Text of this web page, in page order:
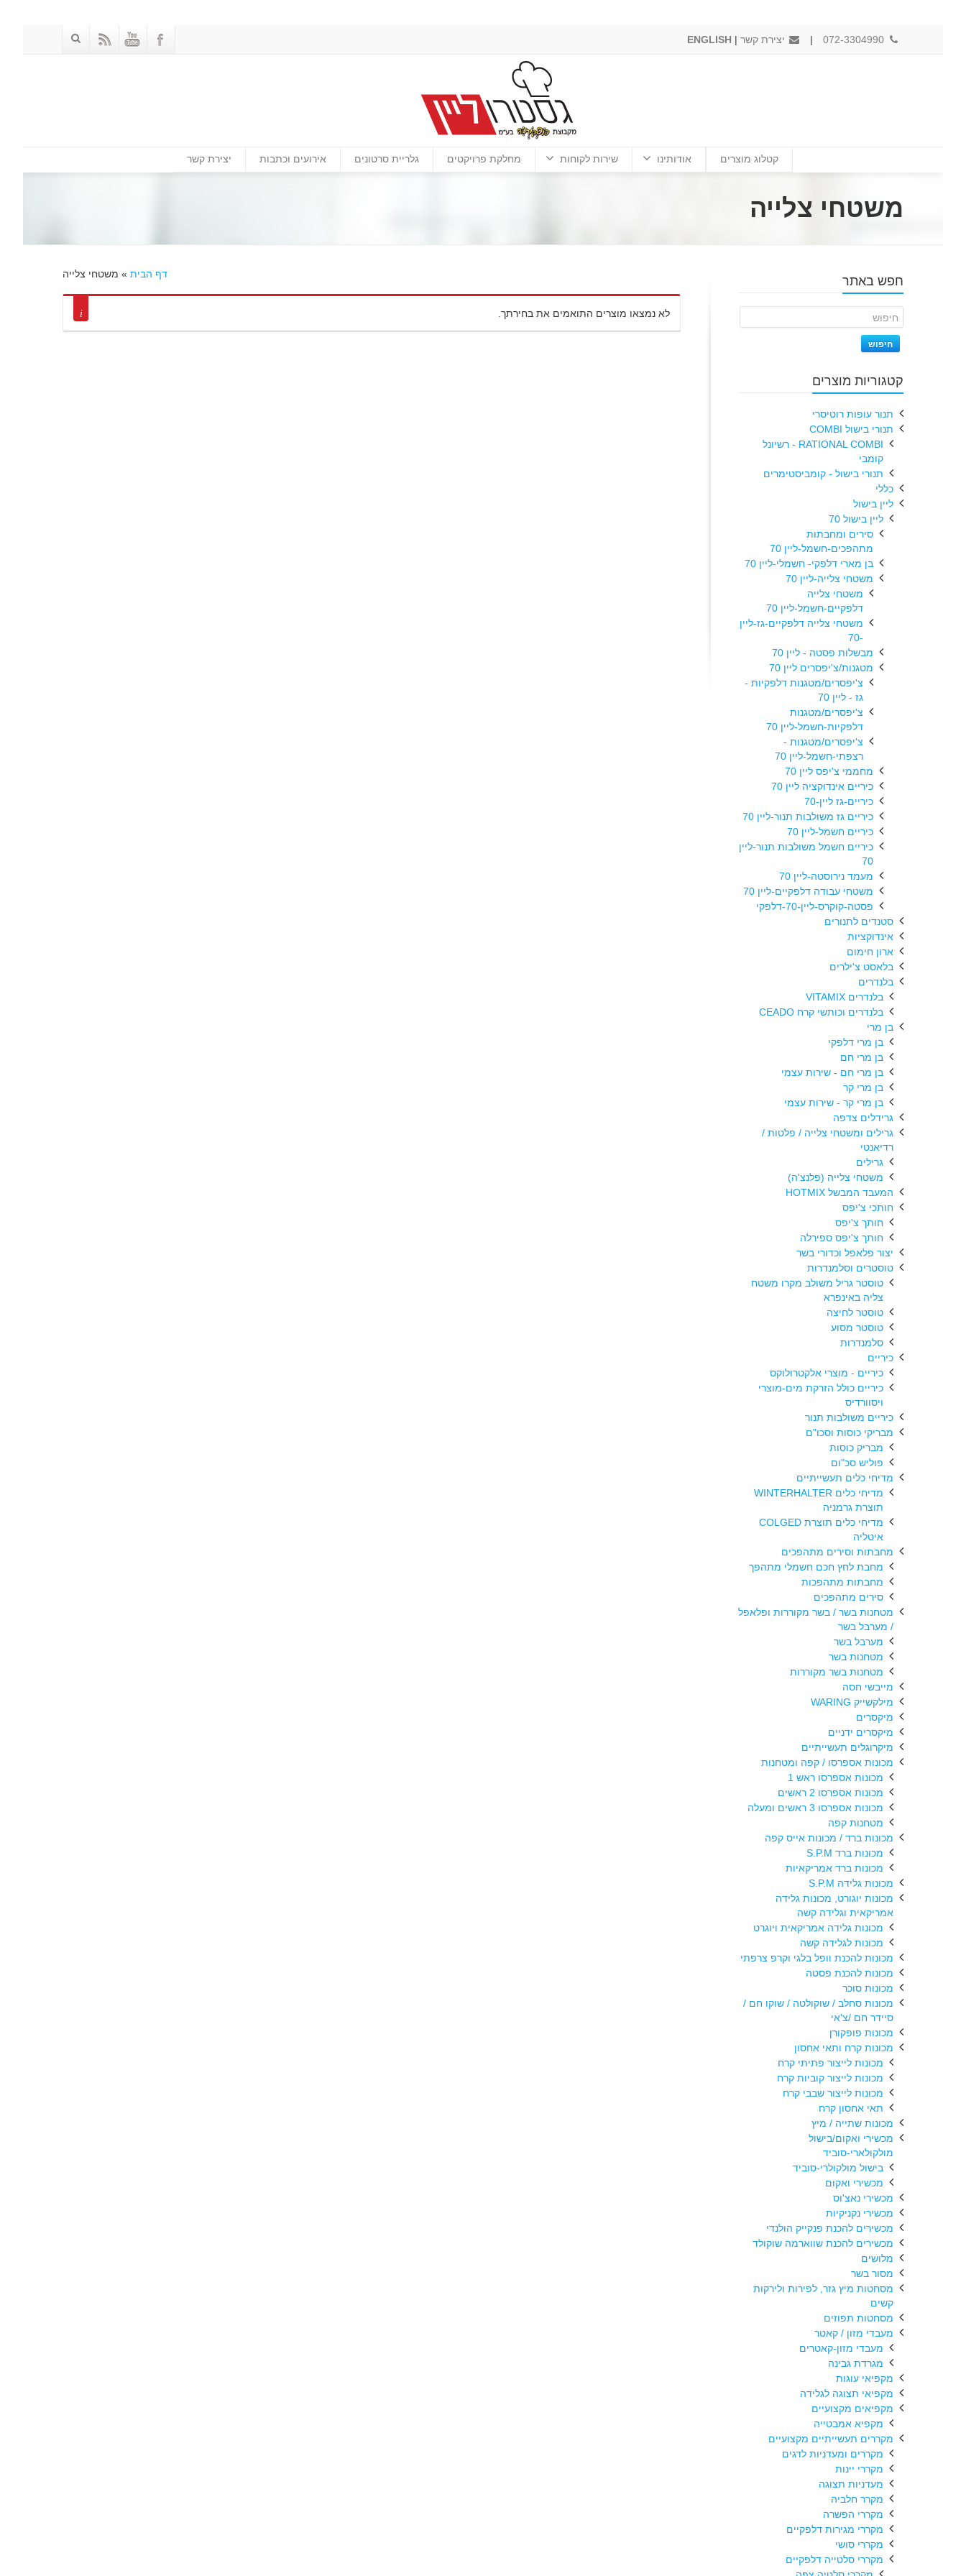
| יצירת קשר |
ENGLISH
קטלוג מוצרים אודותינו שירות לקוחות מחלקת פרויקטים גלריית סרטונים אירועים וכתבות יצירת קשר
משטחי צלייה
דף הבית » משטחי צלייה
לא נמצאו מוצרים התואמים את בחירתך.
חפש באתר
חיפוש
קטגוריות מוצרים
תנור עופות רוטיסרי
תנורי בישול COMBI
RATIONAL COMBI - רשיונל
קומבי
תנורי בישול - קומביסטימרים
כללי
ליין בישול
ליין בישול 70
סירים ומחבתות
מתהפכים-חשמל-ליין 70
בן מארי דלפקי- חשמלי-ליין 70
משטחי צלייה-ליין 70
משטחי צלייה
דלפקיים-חשמל-ליין 70
משטחי צלייה דלפקיים-גז-ליין
-70
מבשלות פסטה - ליין 70
מטגנות/צ'יפסרים ליין 70
צ'יפסרים/מטגנות דלפקיות -
גז - ליין 70
צ'יפסרים/מטגנות
דלפקיות-חשמל-ליין 70
צ'יפסרים/מטגנות -
רצפתי-חשמל-ליין 70
מחממי צ'יפס ליין 70
כיריים אינדוקציה ליין 70
כיריים-גז ליין-70
כיריים גז משולבות תנור-ליין 70
כיריים חשמל-ליין 70
כיריים חשמל משולבות תנור-ליין
70
מעמד נירוסטה-ליין 70
משטחי עבודה דלפקיים-ליין 70
פסטה-קוקרס-ליין-70-דלפקי
סטנדים לתנורים
אינדוקציות
ארון חימום
בלאסט צ'ילרים
בלנדרים
בלנדרים VITAMIX
בלנדרים וכותשי קרח CEADO
בן מרי
בן מרי דלפקי
בן מרי חם
בן מרי חם - שירות עצמי
בן מרי קר
בן מרי קר - שירות עצמי
גרידלים צדפה
גרילים ומשטחי צלייה / פלטות /
רדיאנטי
גרילים
משטחי צלייה (פלנצ'ה)
המעבד המבשל HOTMIX
חותכי צ'יפס
חותך צ'יפס
חותך צ'יפס ספירלה
יצור פלאפל וכדורי בשר
טוסטרים וסלמנדרות
טוסטר גריל משולב מקרו משטח
צליה באינפרא
טוסטר לחיצה
טוסטר מסוע
סלמנדרות
כיריים
כיריים - מוצרי אלקטרולוקס
כיריים כולל הזרקת מים-מוצרי
ויסוורדיס
כיריים משולבות תנור
מבריקי כוסות וסכו"ם
מבריק כוסות
פוליש סכ"ום
מדיחי כלים תעשייתיים
מדיחי כלים WINTERHALTER
תוצרת גרמניה
מדיחי כלים תוצרת COLGED
איטליה
מחבתות וסירים מתהפכים
מחבת לחץ חכם חשמלי מתהפך
מחבתות מתהפכות
סירים מתהפכים
מטחנות בשר / בשר מקוררות ופלאפל
/ מערבל בשר
מערבל בשר
מטחנות בשר
מטחנות בשר מקוררות
מייבשי חסה
מילקשייק WARING
מיקסרים
מיקסרים ידניים
מיקרוגלים תעשייתיים
מכונות אספרסו / קפה ומטחנות
מכונות אספרסו ראש 1
מכונות אספרסו 2 ראשים
מכונות אספרסו 3 ראשים ומעלה
מטחנות קפה
מכונות ברד / מכונות אייס קפה
מכונות ברד S.P.M
מכונות ברד אמריקאיות
מכונות גלידה S.P.M
מכונות יוגורט, מכונות גלידה
אמריקאית וגלידה קשה
מכונות גלידה אמריקאית ויוגרט
מכונות לגלידה קשה
מכונות להכנת וופל בלגי וקרפ צרפתי
מכונות להכנת פסטה
מכונות סוכר
מכונות סחלב / שוקולטה / שוקו חם /
סיידר חם /צ'אי
מכונות פופקורן
מכונות קרח ותאי אחסון
מכונות לייצור פתיתי קרח
מכונות לייצור קוביות קרח
מכונות לייצור שבבי קרח
תאי אחסון קרח
מכונות שתייה / מיץ
מכשירי ואקום/בישול
מולקולארי-סוביד
בישול מולקולרי-סוביד
מכשירי ואקום
מכשירי נאצ'וס
מכשירי נקניקיות
מכשירים להכנת פנקייק הולנדי
מכשירים להכנת שווארמה שוקולד
מלושים
מסור בשר
מסחטות מיץ גזר, לפירות ולירקות
קשים
מסחטות תפוזים
מעבדי מזון / קאטר
מעבדי מזון-קאטרים
מגרדת גבינה
מקפיאי עוגות
מקפיאי תצוגה לגלידה
מקפיאים מקצועיים
מקפיא אמבטייה
מקררים תעשייתיים מקצועיים
מקררים ומעדניות לדגים
מקררי יינות
מעדניות תצוגה
מקרר חלביה
מקררי הפשרה
מקררי מגירות דלפקיים
מקררי סושי
מקררי סלטייה דלפקיים